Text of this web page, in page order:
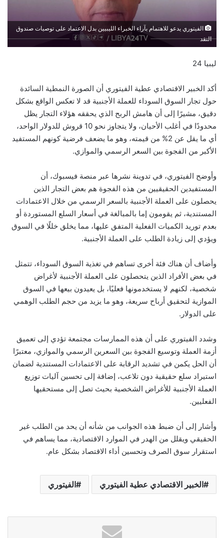
الفيتوري يدعو للاهتمام بآراء الخبراء الليبيين بدل الاعتماد على توصيات صندوق
النقد
ليبيا 24
أكد الخبير الاقتصادي عطية الفيتوري أن الصورة النمطية السائدة
حول تجار السوق السوداء للعملة الأجنبية قد لا تعكس الواقع بشكل
دقيق، مشيرًا إلى أن هامش الربح الذي يحققه هؤلاء التجار يظل
محدودًا في أغلب الأحيان، ولا يتجاوز نحو 10 قروش للدولار الواحد،
أي ما يقل عن 2% من قيمته، وهو ما يضعف فرضية كونهم المستفيد
الأكبر من الفجوة بين السعر الرسمي والموازي.
وأوضح الفيتوري، في تدوينة نشرها عبر منصة فيسبوك، أن
المستفيدين الحقيقيين من هذه الفجوة هم بعض التجار الذين
يحصلون على العملة الأجنبية بالسعر الرسمي من خلال الاعتمادات
المستندية، ثم يقومون إما بالمبالغة في أسعار السلع المستوردة أو
بعدم توريد الكميات الفعلية المتفق عليها، مما يخلق خللًا في السوق
ويؤدي إلى زيادة الطلب على العملة الأجنبية.
وأضاف أن هناك فئة أخرى تساهم في تغذية السوق السوداء، تتمثل
في بعض الأفراد الذين يتحصلون على العملة الأجنبية لأغراض
شخصية، لكنهم لا يستخدمونها فعليًا، بل يعيدون بيعها في السوق
الموازية لتحقيق أرباح سريعة، وهو ما يزيد من حجم الطلب الوهمي
على الدولار.
وشدد الفيتوري على أن هذه الممارسات مجتمعة تؤدي إلى تعميق
أزمة العملة وتوسيع الفجوة بين السعرين الرسمي والموازي، معتبرًا
أن الحل يكمن في تشديد الرقابة على الاعتمادات المستندية لضمان
استيراد سلع حقيقية دون تلاعب، إضافة إلى تحسين آليات توزيع
العملة الأجنبية للأغراض الشخصية بحيث تصل إلى مستحقيها
الفعليين.
وأشار إلى أن ضبط هذه الجوانب من شأنه أن يحد من الطلب غير
الحقيقي ويقلل من الهدر في الموارد الاقتصادية، مما يساهم في
استقرار سوق الصرف وتحسين أداء الاقتصاد بشكل عام.
الخبير الاقتصادي عطية الفيتوري الفيتوري